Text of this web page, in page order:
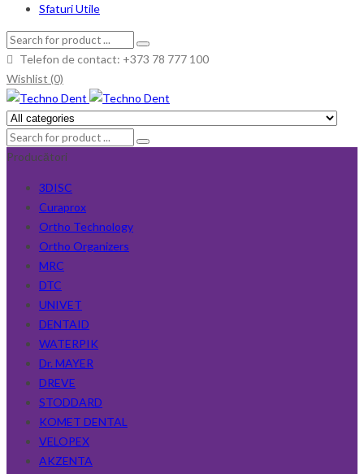
Sfaturi Utile
Telefon de contact: +373 78 777 100
Wishlist (0)
Producători
3DISC
Curaprox
Ortho Technology
Ortho Organizers
MRC
DTC
UNIVET
DENTAID
WATERPIK
Dr. MAYER
DREVE
STODDARD
KOMET DENTAL
VELOPEX
AKZENTA